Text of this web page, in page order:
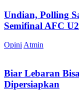
Undian, Polling
Semifinal AFC
Opini Atmin
Biar Lebaran
Dipersiapkan